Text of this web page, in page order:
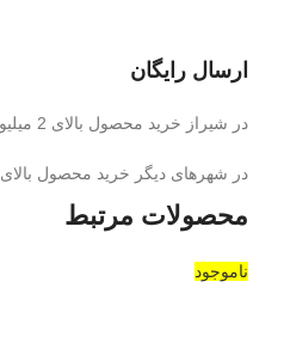
ارسال رایگان
در شیراز خرید محصول بالای 2 میلیون تومان
در شهرهای دیگر خرید محصول بالای 3 میلیون تومان
محصولات مرتبط
ناموجود